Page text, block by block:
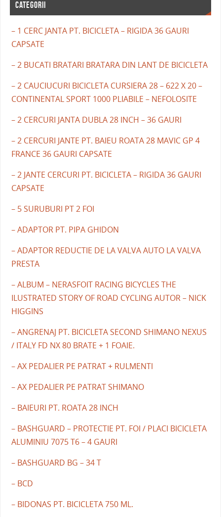
CATEGORII
– 1 CERC JANTA PT. BICICLETA – RIGIDA 36 GAURI
CAPSATE
– 2 BUCATI BRATARI BRATARA DIN LANT DE BICICLETA
– 2 CAUCIUCURI BICICLETA CURSIERA 28 – 622 X 20 –
CONTINENTAL SPORT 1000 PLIABILE – NEFOLOSITE
– 2 CERCURI JANTA DUBLA 28 INCH – 36 GAURI
– 2 CERCURI JANTE PT. BAIEU ROATA 28 MAVIC GP 4
FRANCE 36 GAURI CAPSATE
– 2 JANTE CERCURI PT. BICICLETA – RIGIDA 36 GAURI
CAPSATE
– 5 SURUBURI PT 2 FOI
– ADAPTOR PT. PIPA GHIDON
– ADAPTOR REDUCTIE DE LA VALVA AUTO LA VALVA
PRESTA
– ALBUM – NERASFOIT RACING BICYCLES THE
ILUSTRATED STORY OF ROAD CYCLING AUTOR – NICK
HIGGINS
– ANGRENAJ PT. BICICLETA SECOND SHIMANO NEXUS
/ ITALY FD NX 80 BRATE + 1 FOAIE.
– AX PEDALIER PE PATRAT + RULMENTI
– AX PEDALIER PE PATRAT SHIMANO
– BAIEURI PT. ROATA 28 INCH
– BASHGUARD – PROTECTIE PT. FOI / PLACI BICICLETA
ALUMINIU 7075 T6 – 4 GAURI
– BASHGUARD BG – 34 T
– BCD
– BIDONAS PT. BICICLETA 750 ML.